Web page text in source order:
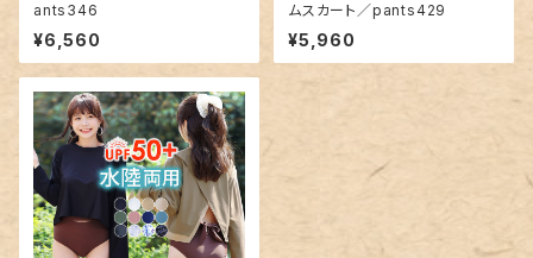
ants346
¥6,560
ムスカート／pants429
¥5,960